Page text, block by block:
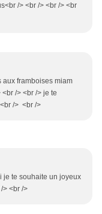
/> <br /> <br /> <br
aux framboises miam
/> <br /> je te
/> <br />
je te souhaite un joyeux
> <br />